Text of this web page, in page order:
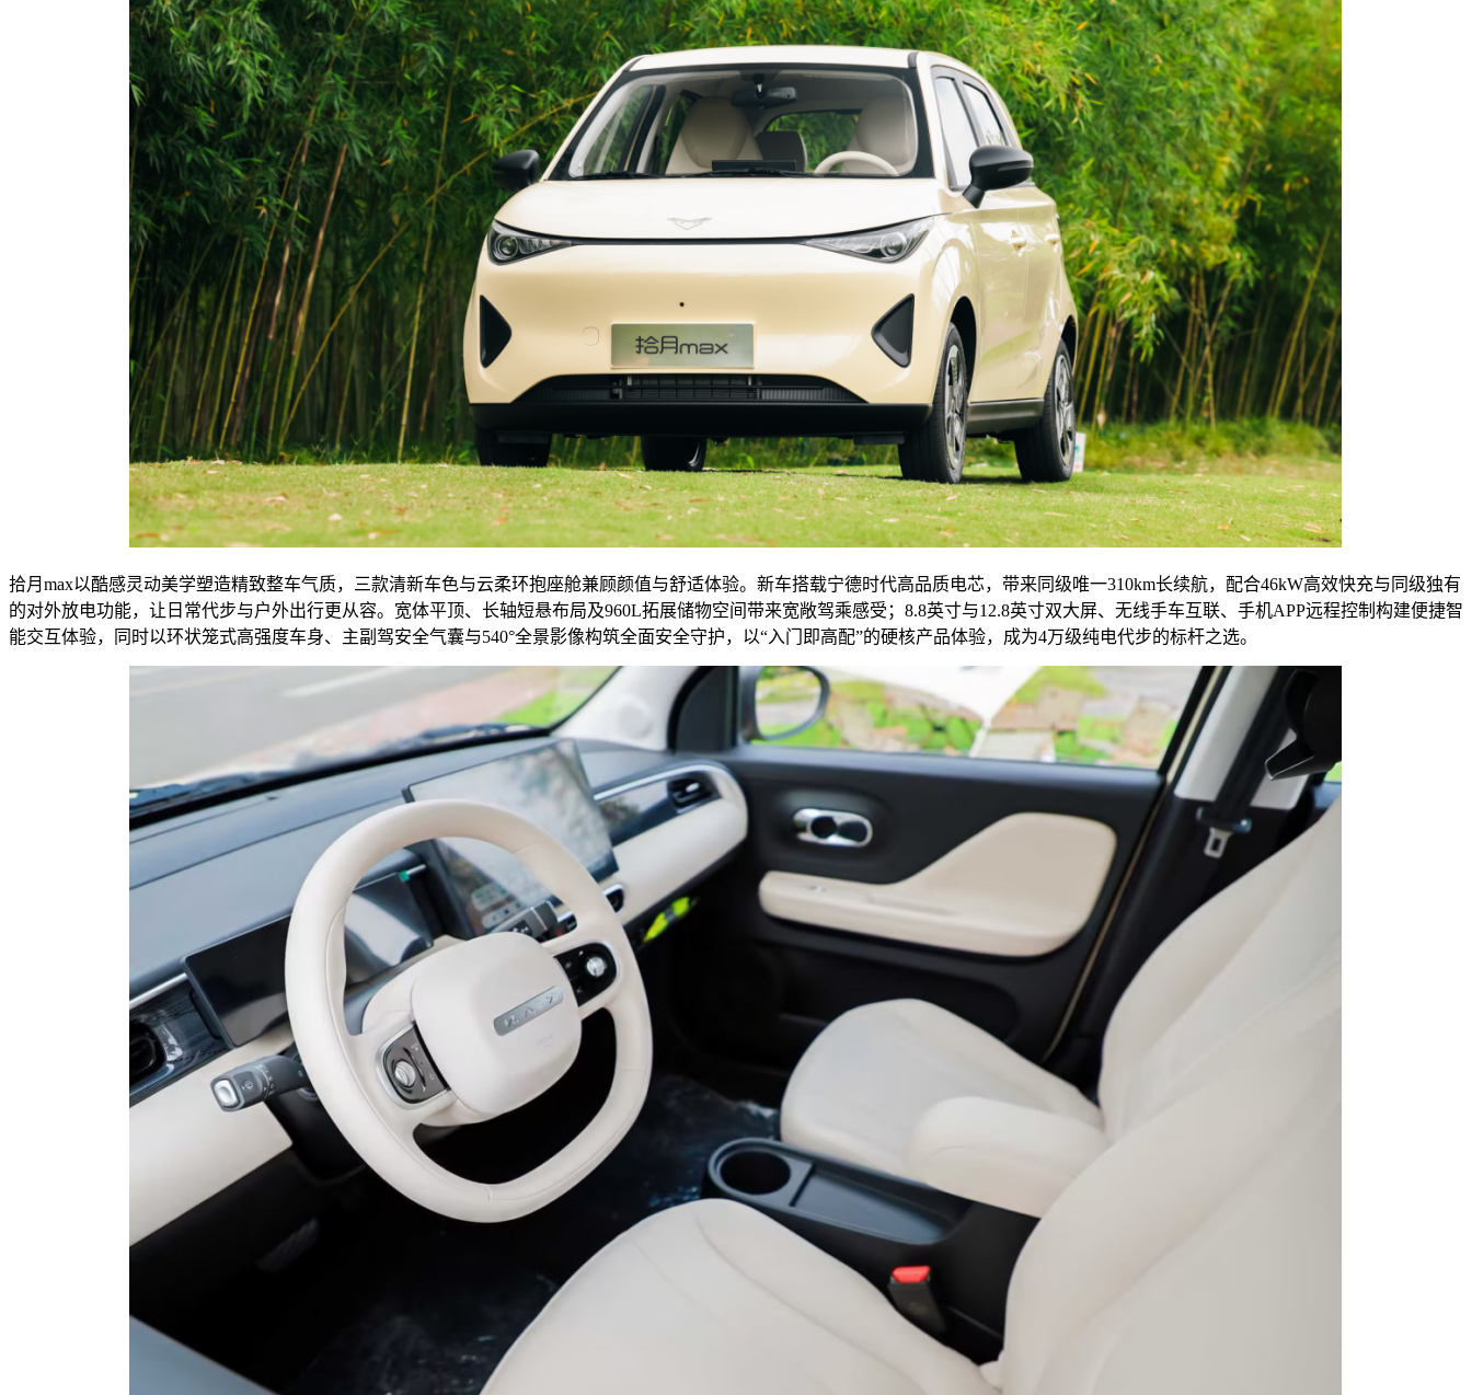
拾月max以酷感灵动美学塑造精致整车气质，三款清新车色与云柔环抱座舱兼顾颜值与舒适体验。新车搭载宁德时代高品质电芯，带来同级唯一310km长续航，配合46kW高效快充与同级独有
的对外放电功能，让日常代步与户外出行更从容。宽体平顶、长轴短悬布局及960L拓展储物空间带来宽敞驾乘感受；8.8英寸与12.8英寸双大屏、无线手车互联、手机APP远程控制构建便捷智
能交互体验，同时以环状笼式高强度车身、主副驾安全气囊与540°全景影像构筑全面安全守护，以“入门即高配”的硬核产品体验，成为4万级纯电代步的标杆之选。